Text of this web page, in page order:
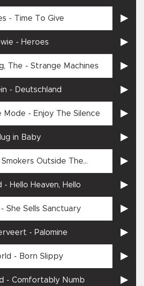
- Time To Give
- Heroes
The - Strange Machines
- Deutschland
Mode - Enjoy The Silence
in Baby
Smokers Outside The
- Hello Heaven, Hello
- She Sells Sanctuary
- Palomine
- Born Slippy
- Comfortably Numb